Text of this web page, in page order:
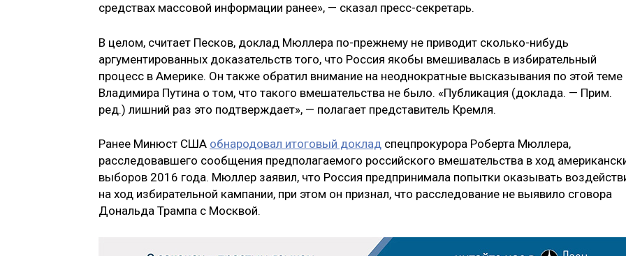
средствах массовой информации ранее», — сказал пресс-секретарь.
В целом, считает Песков, доклад Мюллера по-прежнему не приводит сколько-нибудь
аргументированных доказательств того, что Россия якобы вмешивалась в избирательный
процесс в Америке. Он также обратил внимание на неоднократные высказывания по этой теме
Владимира Путина о том, что такого вмешательства не было. «Публикация (доклада. — Прим.
ред.) лишний раз это подтверждает», — полагает представитель Кремля.
Ранее Минюст США обнародовал итоговый доклад спецпрокурора Роберта Мюллера,
расследовавшего сообщения предполагаемого российского вмешательства в ход
выборов 2016 года. Мюллер заявил, что Россия предпринимала попытки оказывать
на ход избирательной кампании, при этом он признал, что расследование не выявило сговора
Дональда Трампа с Москвой.